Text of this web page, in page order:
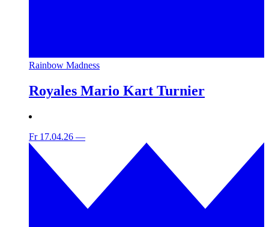
Rainbow Madness
Royales Mario Kart Turnier
Fr 17.04.26 —